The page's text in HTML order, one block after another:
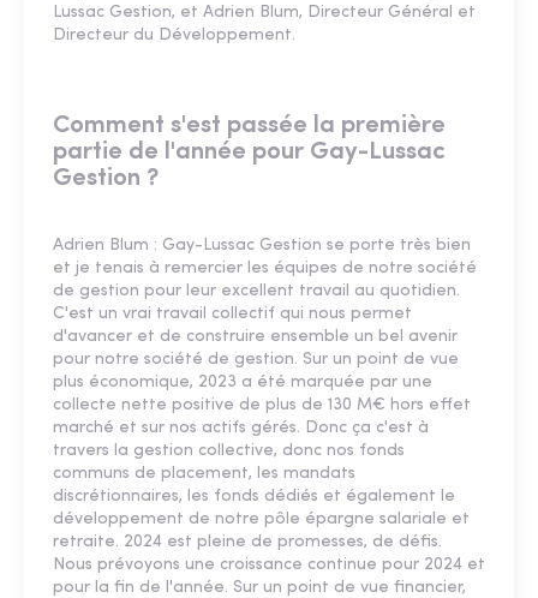
Lussac Gestion, et Adrien Blum, Directeur Général et
Directeur du Développement.
Comment s'est passée la première
partie de l'année pour Gay-Lussac
Gestion ?
Adrien Blum : Gay-Lussac Gestion se porte très bien
et je tenais à remercier les équipes de notre société
de gestion pour leur excellent travail au quotidien.
C'est un vrai travail collectif qui nous permet
d'avancer et de construire ensemble un bel avenir
pour notre société de gestion. Sur un point de vue
plus économique, 2023 a été marquée par une
collecte nette positive de plus de 130 M€ hors effet
marché et sur nos actifs gérés. Donc ça c'est à
travers la gestion collective, donc nos fonds
communs de placement, les mandats
discrétionnaires, les fonds dédiés et également le
développement de notre pôle épargne salariale et
retraite. 2024 est pleine de promesses, de défis.
Nous prévoyons une croissance continue pour 2024 et
pour la fin de l'année. Sur un point de vue financier,